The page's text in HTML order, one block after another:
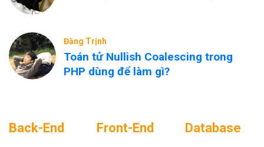
Đăng Trịnh
Toán tử Nullish Coalescing trong
PHP dùng để làm gì?
Back-End Front-End Database